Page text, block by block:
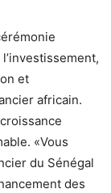
et
africain.
«Vous
du Sénégal
des